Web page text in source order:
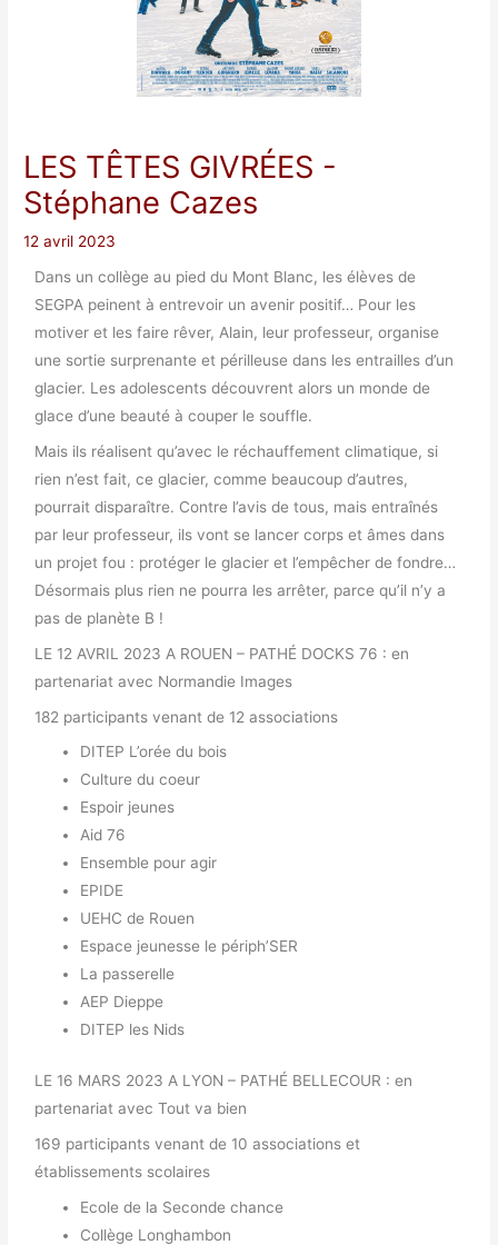
LES TÊTES GIVRÉES -
Stéphane Cazes
12 avril 2023
Dans un collège au pied du Mont Blanc, les élèves de
SEGPA peinent àentrevoir un avenir positif… Pour les
motiver et les faire rêver, Alain, leur professeur, organise
une sortie surprenante et périlleuse dans lesentrailles d’un
glacier. Les adolescents découvrent alors un monde de
glace d’une beauté à couper le souffle.
Mais ils réalisent qu’avec le réchauffement climatique, si
rien n’est fait, ce glacier, comme beaucoup d’autres,
pourrait disparaître. Contre l’avis de tous, mais entraînés
par leur professeur, ils vont se lancer corps et âmes dans
un projet fou : protéger le glacier et l’empêcher de fondre…
Désormais plus rien ne pourra les arrêter, parce qu’il n’y a
pas de planète B !
LE 12 AVRIL 2023 A ROUEN – PATHÉ DOCKS 76 : en
partenariat avec Normandie Images
182 participants venant de 12 associations
DITEP L’orée du bois
Culture du coeur
Espoir jeunes
Aid 76
Ensemble pour agir
EPIDE
UEHC de Rouen
Espace jeunesse le périph’SER
La passerelle
AEP Dieppe
DITEP les Nids
LE 16 MARS 2023 A LYON – PATHÉ BELLECOUR : en
partenariat avec Tout va bien
169 participants venant de 10 associations et
établissements scolaires
Ecole de la Seconde chance
Collège Longhambon